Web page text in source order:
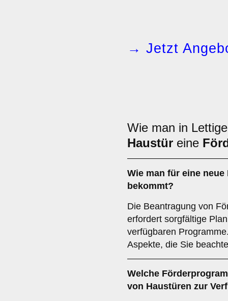
→ Jetzt
Wie man in
Haustür eine
Wie man für eine
bekommt?
Die Beantragung von
erfordert sorgfältige
verfügbaren
Aspekte, die Sie
Welche
von Haustüren zur